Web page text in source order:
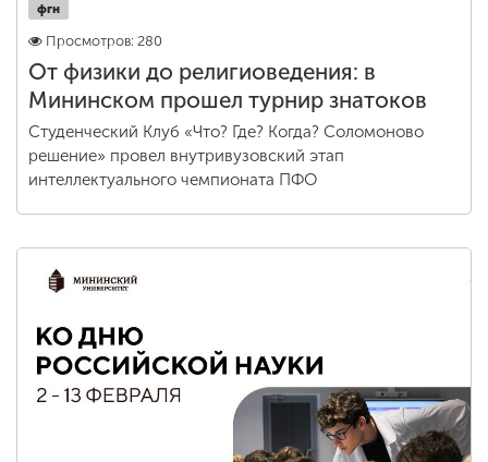
фгн
Просмотров: 280
От физики до религиоведения: в
Мининском прошел турнир знатоков
Студенческий Клуб «Что? Где? Когда? Соломоново
решение» провел внутривузовский этап
интеллектуального чемпионата ПФО